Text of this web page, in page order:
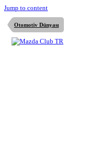
Jump to content
Otomotiv Dünyası